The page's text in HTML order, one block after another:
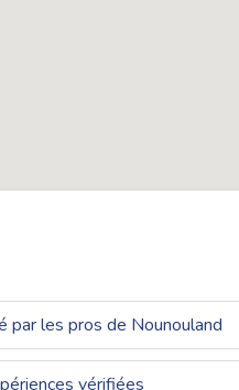
par les pros de Nounouland
vérifiées